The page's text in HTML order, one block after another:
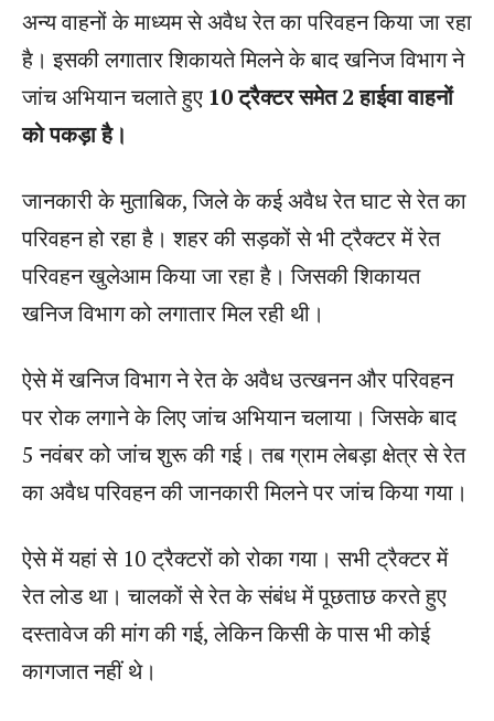
अन्य वाहनों के माध्यम से अवैध रेत का परिवहन किया जा रहा
है। इसकी लगातार शिकायते मिलने के बाद खनिज विभाग ने
जांच अभियान चलाते हुए 10 ट्रैक्टर समेत 2 हाईवा वाहनों
को पकड़ा है।
जानकारी के मुताबिक, जिले के कई अवैध रेत घाट से रेत का
परिवहन हो रहा है। शहर की सड़कों से भी ट्रैक्टर में रेत
परिवहन खुलेआम किया जा रहा है। जिसकी शिकायत
खनिज विभाग को लगातार मिल रही थी।
ऐसे में खनिज विभाग ने रेत के अवैध उत्खनन और परिवहन
पर रोक लगाने के लिए जांच अभियान चलाया। जिसके बाद
5 नवंबर को जांच शुरू की गई। तब ग्राम लेबड़ा क्षेत्र से रेत
का अवैध परिवहन की जानकारी मिलने पर जांच किया गया।
ऐसे में यहां से 10 ट्रैक्टरों को रोका गया। सभी ट्रैक्टर में
रेत लोड था। चालकों से रेत के संबंध में पूछताछ करते हुए
दस्तावेज की मांग की गई, लेकिन किसी के पास भी कोई
कागजात नहीं थे।